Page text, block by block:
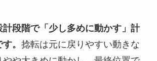
段階で「少し多めに動かす」計
。 捻転は元に戻りやすい動きな